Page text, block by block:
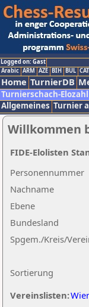
Logged on: Gast
Arabic ARM AZE BIH BUL CAT
Home TurnierDB
Turnierschach-Elozahl
Allgemeines Turnier
Willkommen
Nachname
Ebene
Sortierung
Personennummer
Bundesland
Spgem./Kreis/
Vereinslisten:
FIDE-Elolisten